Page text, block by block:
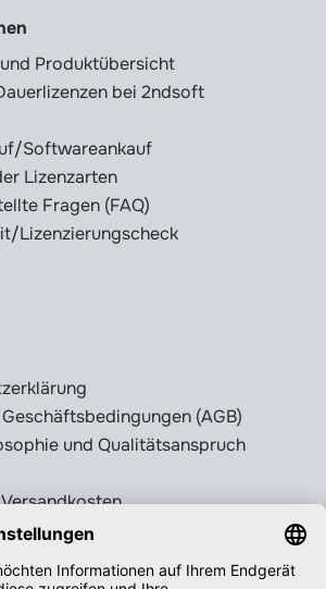
Produktübersicht
bei 2ndsoft
Softwareankauf
Lizenzarten
Fragen (FAQ)
Lizenzierungscheck
(AGB)
und Qualitätsanspruch